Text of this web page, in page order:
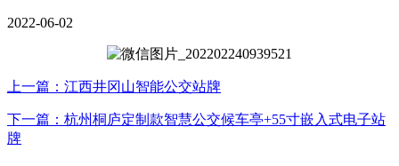
2022-06-02
上一篇：江西井冈山智能公交站牌
下一篇：杭州桐庐定制款智慧公交候车亭+55寸嵌入式电子站
牌